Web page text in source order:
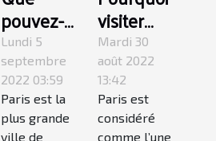
pouvez-
vous faire
à Paris ?
Lundi 5
septembre
2022 03:59
Paris est la
plus grande
ville de
visiter
Paris ?
Mardi 30
août 2022
13:42
Paris est
considéré
comme l’une